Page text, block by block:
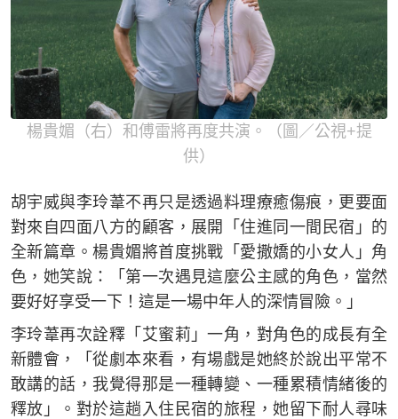
楊貴媚（右）和傅雷將再度共演。（圖／公視+提
供）
胡宇威與李玲葦不再只是透過料理療癒傷痕，更要面
對來自四面八方的顧客，展開「住進同一間民宿」的
全新篇章。楊貴媚將首度挑戰「愛撒嬌的小女人」角
色，她笑說：「第一次遇見這麼公主感的角色，當然
要好好享受一下！這是一場中年人的深情冒險。」
李玲葦再次詮釋「艾蜜莉」一角，對角色的成長有全
新體會，「從劇本來看，有場戲是她終於說出平常不
敢講的話，我覺得那是一種轉變、一種累積情緒後的
釋放」。對於這趟入住民宿的旅程，她留下耐人尋味